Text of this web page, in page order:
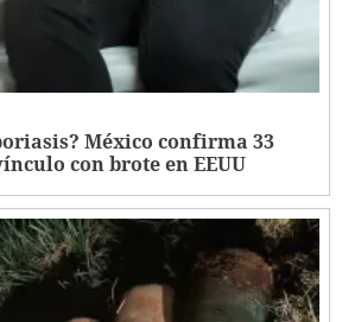
México confirma 33
con brote en EEUU